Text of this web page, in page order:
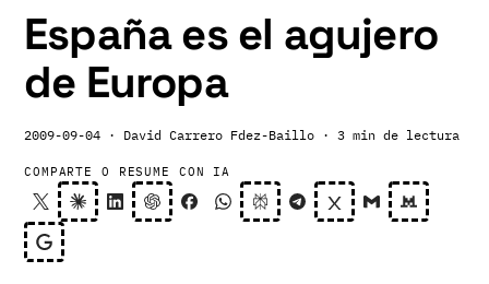
España es el agujero
de Europa
2009-09-04 · David Carrero Fdez-Baillo · 3 min de lectura
COMPARTE O RESUME CON IA